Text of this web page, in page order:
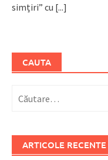
simțiri” cu [...]
CAUTA
după:
ARTICOLE RECENTE